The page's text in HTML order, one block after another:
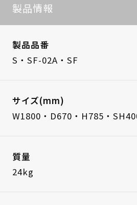
製品情報
製品品番
S・SF-02A・SF
サイズ(mm)
W1800・D670・H785・
質量
24kg